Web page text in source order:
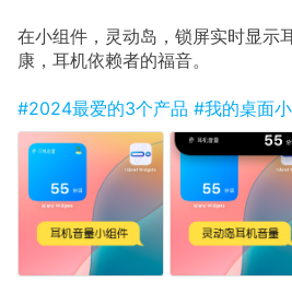
在小组件，灵动岛，锁屏实时显示
康，耳机依赖者的福音。
#2024最爱的3个产品 #我的桌面